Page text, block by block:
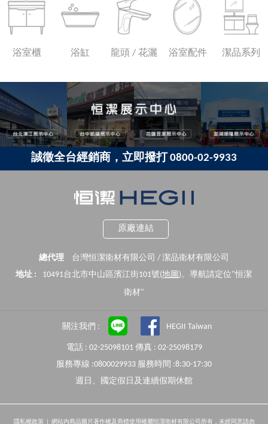
浴室櫃 浴缸 龍頭 / 花灑 浴室配件 潔品系列
誠徵全台經銷商，立即撥打 0800-02-9933
原廠連結
總代理
台灣恒潔衛材有限公司 / 潔品衛材有限公司
地址 :
10491台北市中山區濱江街101號(地圖 )。導航請定位"恒潔
衛材"
關注我們 : HEGII Taiwan
電話 : 02-25098101 傳真 : 02-25098179
服務專線 :0800029933 服務時間 :8:30-17:30
週日、國定假日及連續假期休館
隱私權政策 | 網站內商品圖片著作權及商標使用權屬恒潔衛材有限公司所有，未經同意請勿